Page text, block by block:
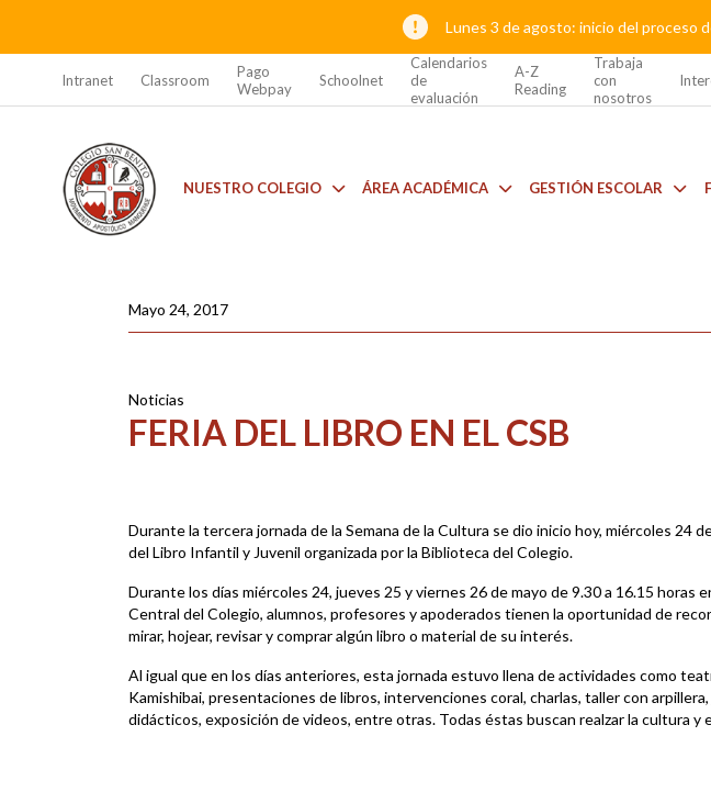
Lunes 3 de agosto: inicio del proceso
Intranet Classroom
Pago
Webpay
Schoolnet
Calendarios
de
evaluación
A-Z
Reading
Trabaja
con
nosotros
NUESTRO COLEGIO ÁREA ACADÉMICA GESTIÓN ESCOLAR
Mayo 24, 2017
Noticias
FERIA DEL LIBRO EN EL CSB
Durante la tercera jornada de la Semana de la Cultura se dio inicio hoy, miércoles 24
del Libro Infantil y Juvenil organizada por la Biblioteca del Colegio.
Durante los días miércoles 24, jueves 25 y viernes 26 de mayo de 9.30 a 16.15 horas
Central del Colegio, alumnos, profesores y apoderados tienen la oportunidad de
mirar, hojear, revisar y comprar algún libro o material de su interés.
Al igual que en los días anteriores, esta jornada estuvo llena de actividades como
Kamishibai, presentaciones de libros, intervenciones coral, charlas, taller con
didácticos, exposición de videos, entre otras. Todas éstas buscan realzar la cultura y